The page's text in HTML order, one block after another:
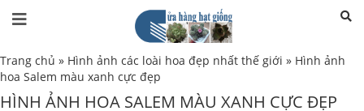
Trang chủ » Hình ảnh các loài hoa đẹp nhất thế giới » Hình ảnh
hoa Salem màu xanh cực đẹp
HÌNH ẢNH HOA SALEM MÀU XANH CỰC ĐẸP